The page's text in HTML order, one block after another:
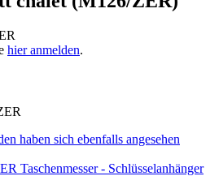
hier anmelden.
haben sich ebenfalls angesehen
Taschenmesser - Schlüsselanhänger